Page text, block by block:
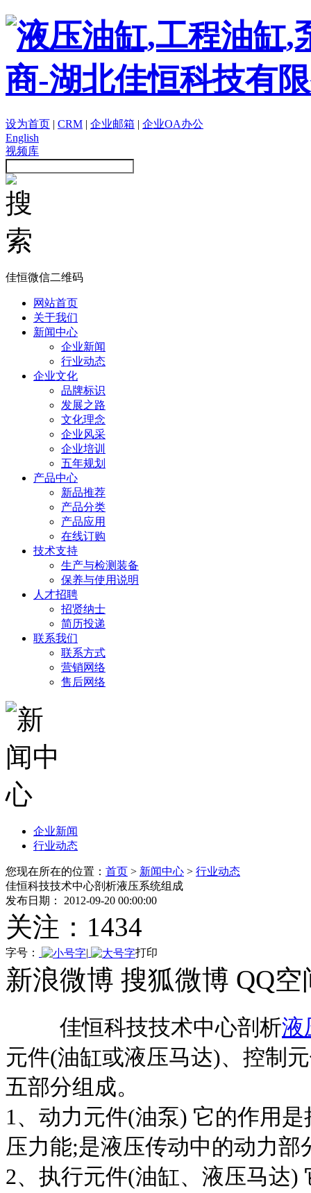
设为首页 | CRM | 企业邮箱 | 企业OA办公
English
视频库
佳恒微信二维码
网站首页
关于我们
新闻中心
企业新闻
行业动态
企业文化
品牌标识
发展之路
文化理念
企业风采
企业培训
五年规划
产品中心
新品推荐
产品分类
产品应用
在线订购
技术支持
生产与检测装备
保养与使用说明
人才招聘
招贤纳士
简历投递
联系我们
联系方式
营销网络
售后网络
企业新闻
行业动态
您现在所在的位置： 首页 > 新闻中心 > 行业动态
佳恒科技技术中心剖析液压系统组成
发布日期： 2012-09-20 00:00:00
关注： 1434
字号： | 打印
新浪微博 搜狐微博 QQ空
佳恒科技技术中心剖析液
元件(油缸或液压马达)、控制
五部分组成。
1、动力元件(油泵) 它的作用
压力能;是液压传动中的动力部
2、执行元件(油缸、液压马达)